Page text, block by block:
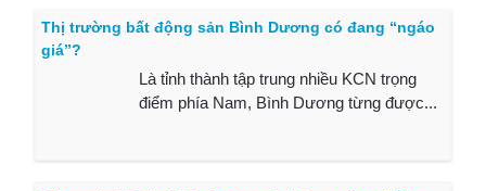
Thị trường bất động sản Bình Dương có đang “ngáo
giá”?
Là tỉnh thành tập trung nhiều KCN trọng
điểm phía Nam, Bình Dương từng được...